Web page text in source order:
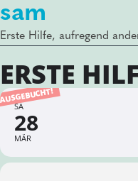
sam
Erste Hilfe, aufregend
ERSTE
SA
28
MÄR